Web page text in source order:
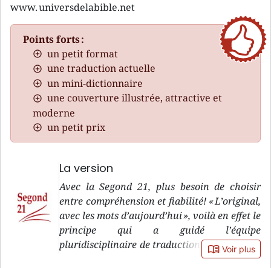
www. universdelabible.net
Points forts :
un petit format
une traduction actuelle
un mini-dictionnaire
une couverture illustrée, attractive et
moderne
un petit prix
La version
Avec la Segond 21, plus besoin de choisir
entre compréhension et fiabilité! « L’original,
avec les mots d’aujourd’hui », voilà en effet le
principe qui a guidé l’équipe
pluridisciplinaire de traduction de la version
Segond 21, pendant sa douzaine d’années de
book_open Voir plus